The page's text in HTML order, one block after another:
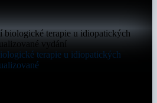
terapie u idiopatických